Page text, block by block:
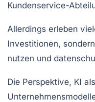
Kundenservice-
Allerdings erleben
Investitionen,
nutzen und
Die Perspektive, KI